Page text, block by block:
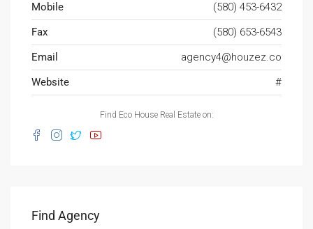
Mobile
(580) 453-6432
Fax
(580) 653-6543
Email
agency4@houzez.co
Website
#
Find Eco House Real Estate on:
Find Agency